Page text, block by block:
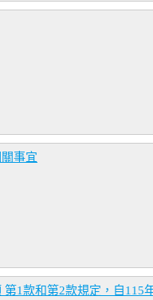
事宜
1款和第2款規定，自115